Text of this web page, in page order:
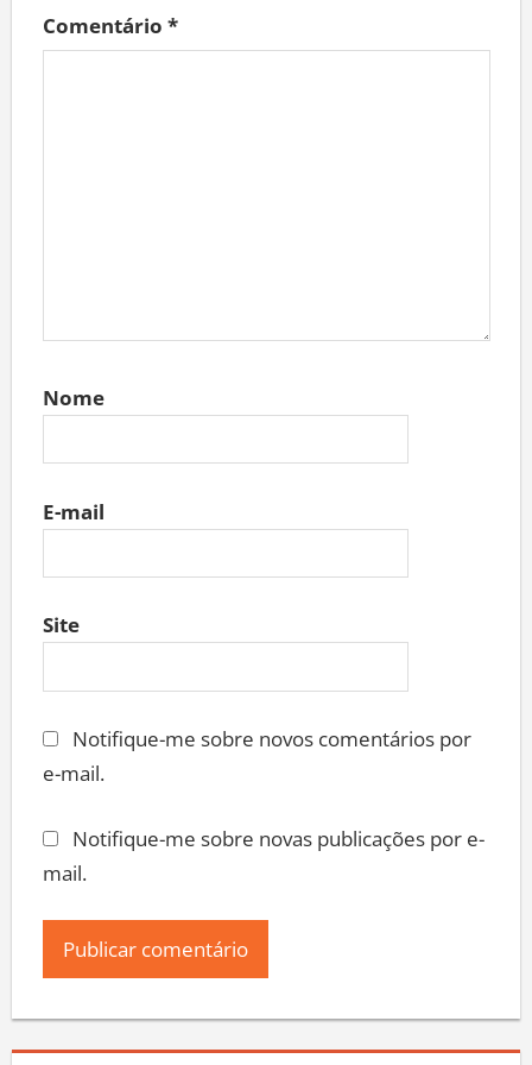
Comentário *
Nome
E-mail
Site
Notifique-me sobre novos comentários por
e-mail.
Notifique-me sobre novas publicações por e-
mail.